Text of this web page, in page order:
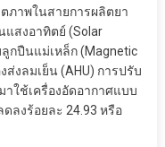
ภาพในสายการผลิตยา
สงอาทิตย์ (Solar
กปืนแม่เหล็ก (Magnetic
ส่งลมเย็น (AHU) การปรับ
ใช้เครื่องอัดอากาศแบบ
ลงร้อยละ 24.93 หรือ